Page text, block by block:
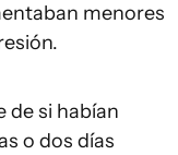
menores
de si habían
o dos días